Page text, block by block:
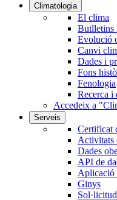
Climatologia
El clima
Butlletins
Evolució
Canvi
Dades i
Fons
Fenologia
Recerca i
Accedeix a
Serveis
Certificat
Activitats
Dades
API de
Aplicació
Ginys